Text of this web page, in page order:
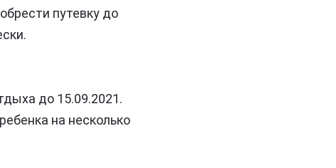
путевку до
до 15.09.2021.
на несколько